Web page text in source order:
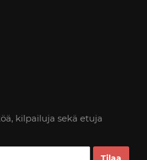
kilpailuja sekä etuja